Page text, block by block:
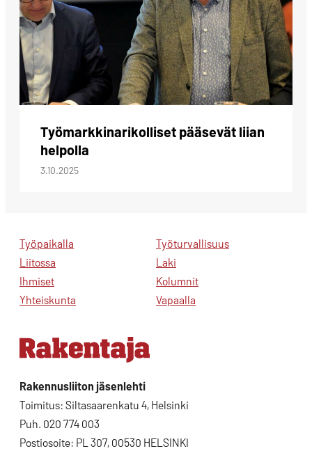
Työmarkkinarikolliset pääsevät liian
helpolla
3.10.2025
Työpaikalla
Liitossa
Ihmiset
Yhteiskunta
Työturvallisuus
Laki
Kolumnit
Vapaalla
Rakennusliiton jäsenlehti
Toimitus: Siltasaarenkatu 4, Helsinki
Puh. 020 774 003
Postiosoite: PL 307, 00530 HELSINKI